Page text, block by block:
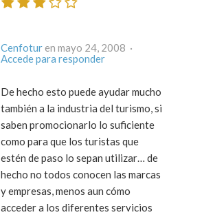
Cenfotur
en mayo 24, 2008 ·
Accede para responder
De hecho esto puede ayudar mucho
también a la industria del turismo, si
saben promocionarlo lo suficiente
como para que los turistas que
estén de paso lo sepan utilizar… de
hecho no todos conocen las marcas
y empresas, menos aun cómo
acceder a los diferentes servicios